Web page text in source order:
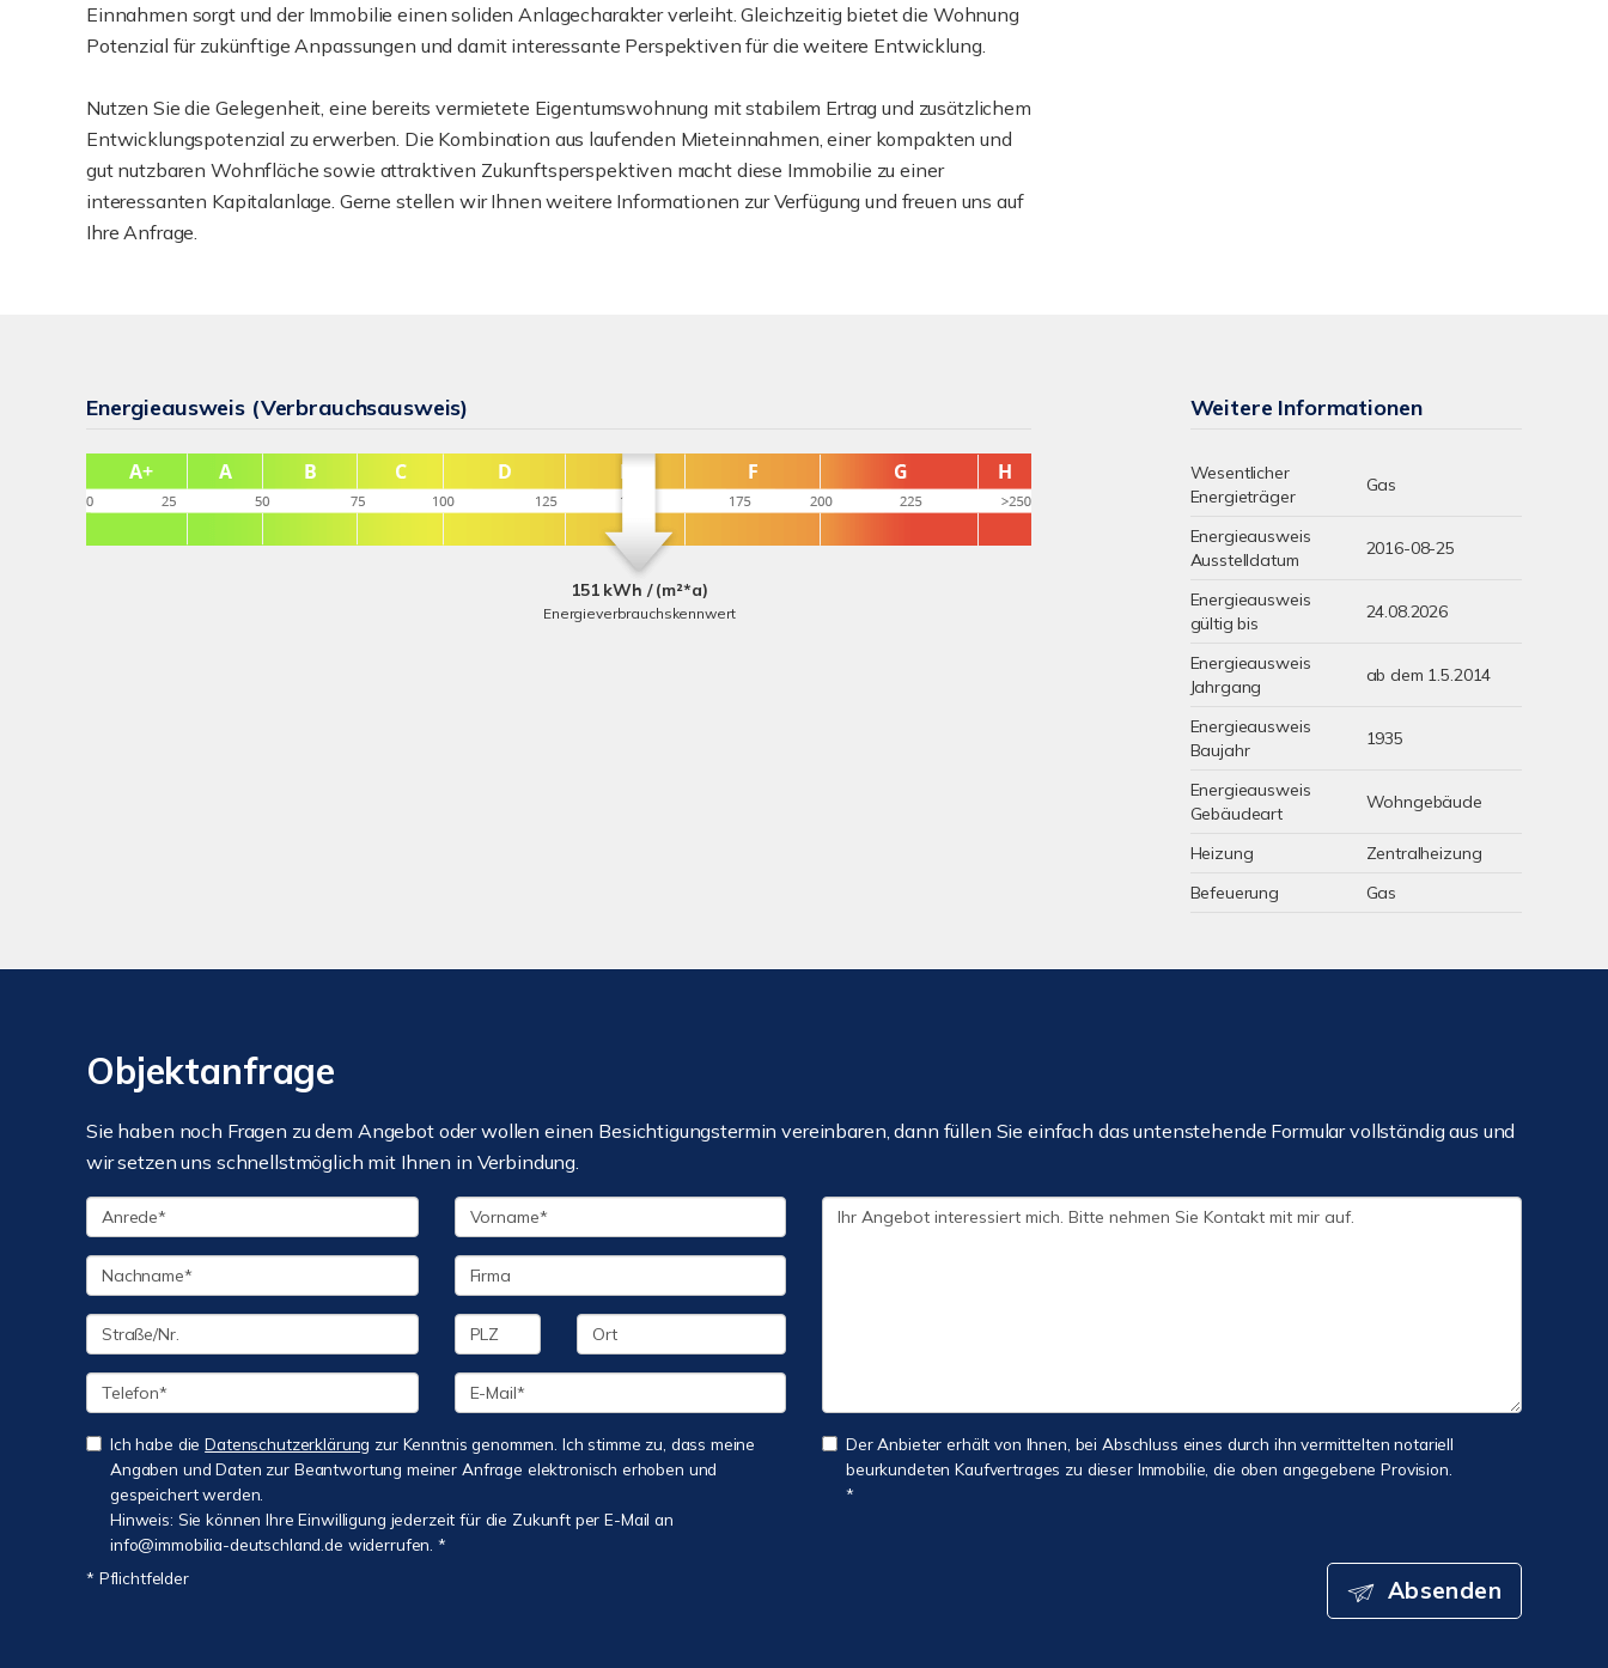
Einnahmen sorgt und der Immobilie einen soliden Anlagecharakter verleiht. Gleichzeitig bietet die Wohnung
Potenzial für zukünftige Anpassungen und damit interessante Perspektiven für die weitere Entwicklung.
Nutzen Sie die Gelegenheit, eine bereits vermietete Eigentumswohnung mit stabilem Ertrag und zusätzlichem
Entwicklungspotenzial zu erwerben. Die Kombination aus laufenden Mieteinnahmen, einer kompakten und
gut nutzbaren Wohnfläche sowie attraktiven Zukunftsperspektiven macht diese Immobilie zu einer
interessanten Kapitalanlage. Gerne stellen wir Ihnen weitere Informationen zur Verfügung und freuen uns auf
Ihre Anfrage.
Energieausweis (Verbrauchsausweis)
151 kWh / (m²*a)
Energieverbrauchskennwert
Weitere Informationen
Wesentlicher
Energieträger
Gas
Energieausweis
Ausstelldatum
2016-08-25
Energieausweis
gültig bis
24.08.2026
Energieausweis
Jahrgang
ab dem 1.5.2014
Energieausweis
Baujahr
1935
Energieausweis
Gebäudeart
Wohngebäude
Heizung
Zentralheizung
Befeuerung
Gas
Objektanfrage
Sie haben noch Fragen zu dem Angebot oder wollen einen Besichtigungstermin vereinbaren, dann füllen Sie einfach das untenstehende Formular vollständig aus und
wir setzen uns schnellstmöglich mit Ihnen in Verbindung.
Ich habe dieDatenschutzerklärung zur Kenntnis genommen. Ich stimme zu, dass meine
Angaben und Daten zur Beantwortung meiner Anfrage elektronisch erhoben und
gespeichert werden.
Hinweis: Sie können Ihre Einwilligung jederzeit für die Zukunft per E-Mail an
info@immobilia-deutschland.de widerrufen. *
Der Anbieter erhält von Ihnen, bei Abschluss eines durch ihn vermittelten notariell
beurkundeten Kaufvertrages zu dieser Immobilie, die oben angegebene Provision.
*
* Pflichtfelder Absenden